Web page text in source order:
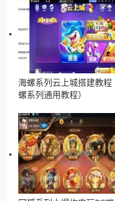
海螺系列云上城搭建教程
螺系列通用教程）